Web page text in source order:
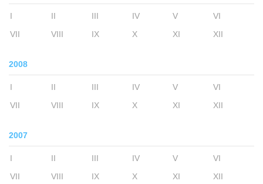
I II III IV V
VI
VII
VIII IX X XI XII
2008
I II III IV V
VI
VII
VIII IX X XI XII
2007
I II III IV V
VI
VII
VIII IX X XI XII